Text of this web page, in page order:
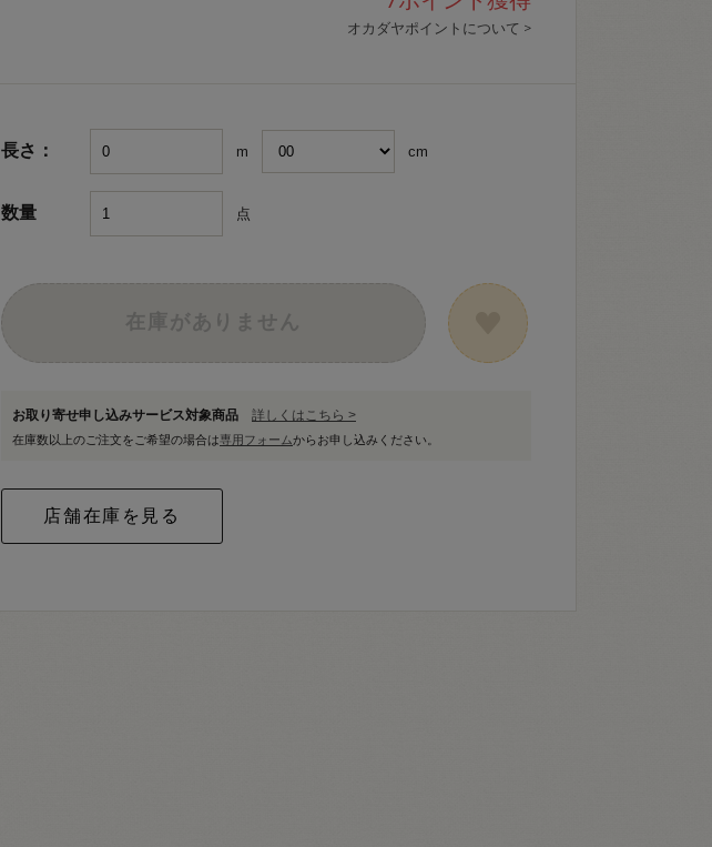
オカダヤポイントについて >
長さ： m cm
数量 点
在庫がありません
お取り寄せ申し込みサービス対象商品 詳しくはこちら >
在庫数以上のご注文をご希望の場合は専用フォームからお申し込みください。